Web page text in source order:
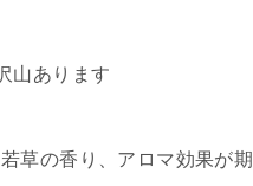
山あります
草の香り、アロマ効果が